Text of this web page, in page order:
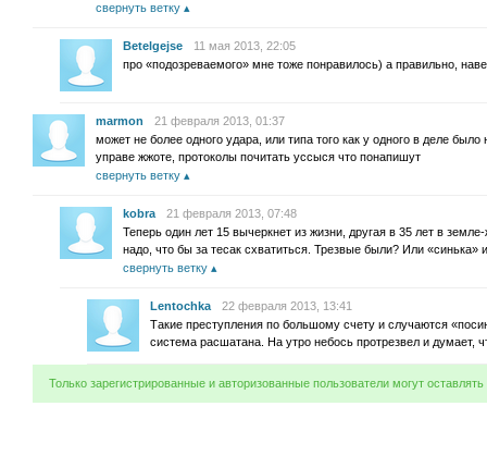
свернуть ветку
Betelgejse
11 мая 2013, 22:05
про «подозреваемого» мне тоже понравилось) а правильно,
marmon
21 февраля 2013, 01:37
может не более одного удара, или типа того как у одного в деле
управе жжоте, протоколы почитать уссыся что понапишут
свернуть ветку
kobra
21 февраля 2013, 07:48
Теперь один лет 15 вычеркнет из жизни, другая в 35 лет в
надо, что бы за тесак схватиться. Трезвые были? Или «синька»
свернуть ветку
Lentochka
22 февраля 2013, 13:41
Такие преступления по большому счету и случаются
система расшатана. На утро небось протрезвел и думает,
Только зарегистрированные и авторизованные пользователи могут